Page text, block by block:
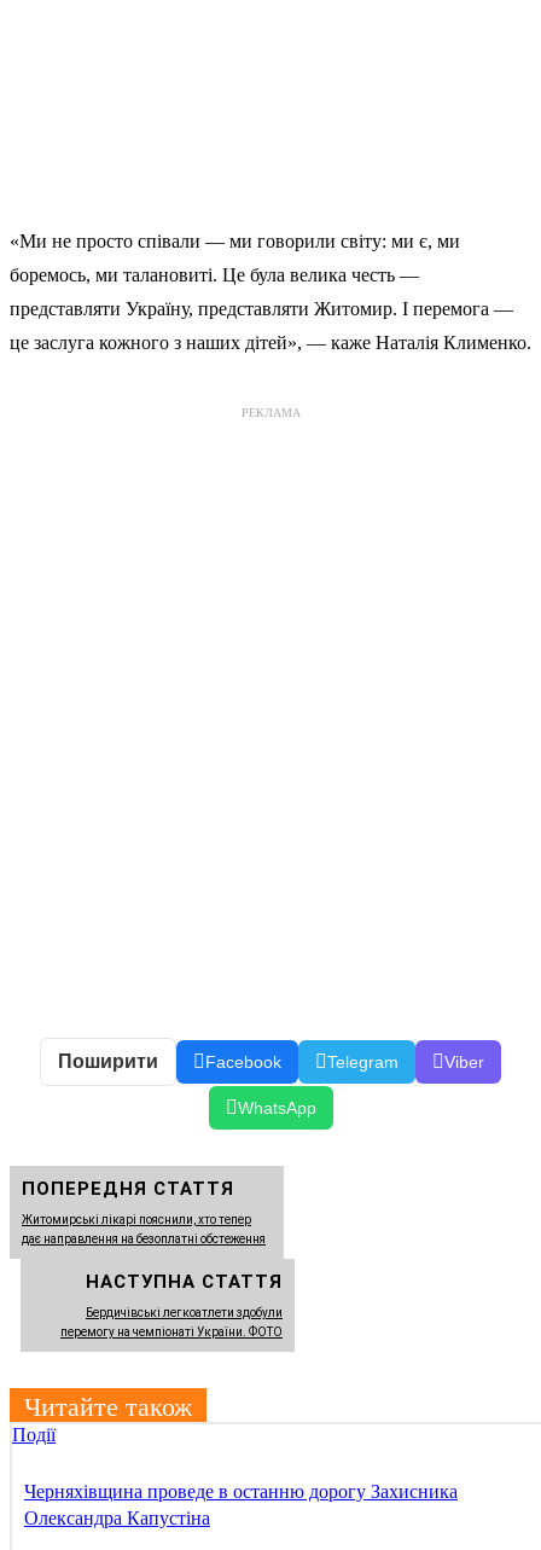
«Ми не просто співали — ми говорили світу: ми є, ми
боремось, ми талановиті. Це була велика честь —
представляти Україну, представляти Житомир. І перемога —
це заслуга кожного з наших дітей», — каже Наталія Клименко.
РЕКЛАМА
Поширити Facebook Telegram Viber
WhatsApp
ПОПЕРЕДНЯ СТАТТЯ
Житомирські лікарі пояснили, хто тепер
дає направлення на безоплатні обстеження
НАСТУПНА СТАТТЯ
Бердичівські легкоатлети здобули
перемогу на чемпіонаті України. ФОТО
Читайте також
Події
Черняхівщина проведе в останню дорогу Захисника
Олександра Капустіна